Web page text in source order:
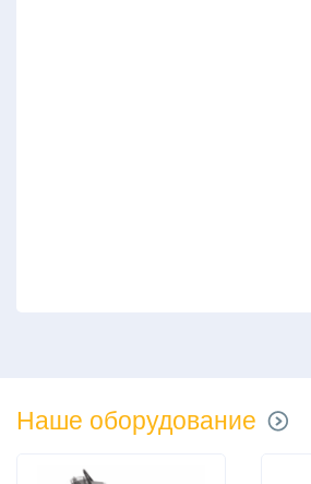
Наше оборудование